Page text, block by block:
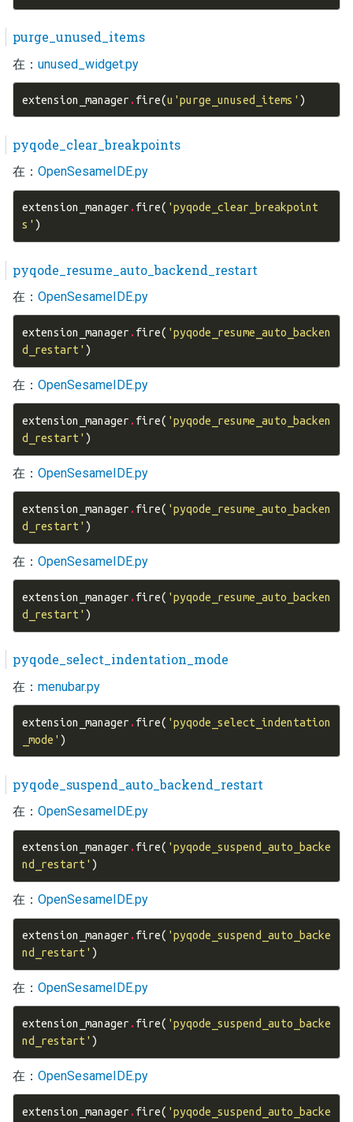
purge_unused_items
在： unused_widget.py
extension_manager .fire(u 'purge_unused_items' )
pyqode_clear_breakpoints
在： OpenSesameIDE.py
extension_manager .fire( 'pyqode_clear_breakpoint
s' )
pyqode_resume_auto_backend_restart
在： OpenSesameIDE.py
extension_manager .fire( 'pyqode_resume_auto_backen
d_restart' )
在： OpenSesameIDE.py
extension_manager .fire( 'pyqode_resume_auto_backen
d_restart' )
在： OpenSesameIDE.py
extension_manager .fire( 'pyqode_resume_auto_backen
d_restart' )
在： OpenSesameIDE.py
extension_manager .fire( 'pyqode_resume_auto_backen
d_restart' )
pyqode_select_indentation_mode
在： menubar.py
extension_manager .fire( 'pyqode_select_indentation
_mode' )
pyqode_suspend_auto_backend_restart
在： OpenSesameIDE.py
extension_manager .fire( 'pyqode_suspend_auto_backe
nd_restart' )
在： OpenSesameIDE.py
extension_manager .fire( 'pyqode_suspend_auto_backe
nd_restart' )
在： OpenSesameIDE.py
extension_manager .fire( 'pyqode_suspend_auto_backe
nd_restart' )
在： OpenSesameIDE.py
extension_manager .fire( 'pyqode_suspend_auto_backe